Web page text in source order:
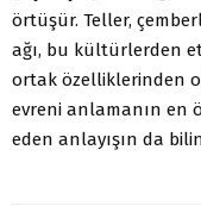
örtüşür. Teller,
ağı, bu kültürlerden
ortak özelliklerinden
evreni anlamanın en
eden anlayışın da